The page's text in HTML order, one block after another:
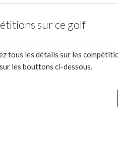
sur ce golf
tous les détails sur les
les bouttons ci-dessous.